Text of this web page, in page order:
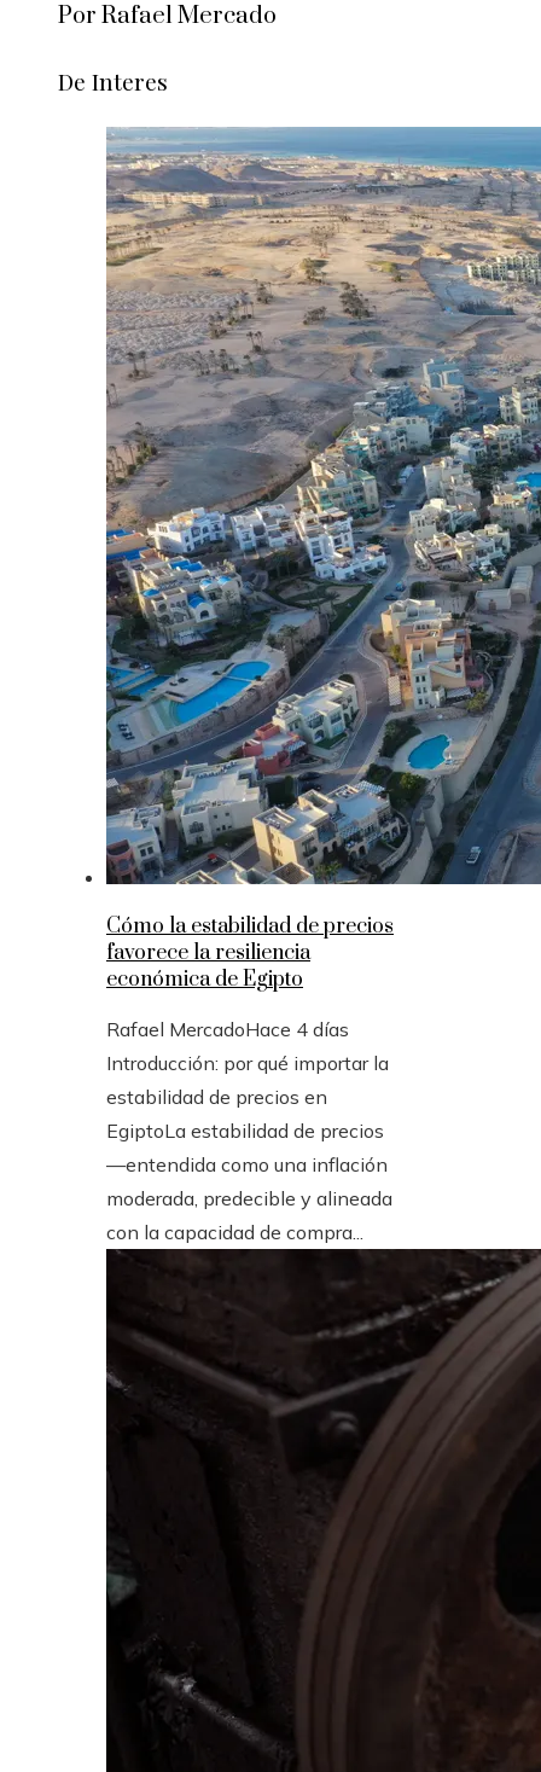
Por Rafael Mercado
De Interes
Cómo la estabilidad de precios
favorece la resiliencia
económica de Egipto
Rafael MercadoHace 4 días
Introducción: por qué importar la
estabilidad de precios en
EgiptoLa estabilidad de precios
—entendida como una inflación
moderada, predecible y alineada
con la capacidad de compra...